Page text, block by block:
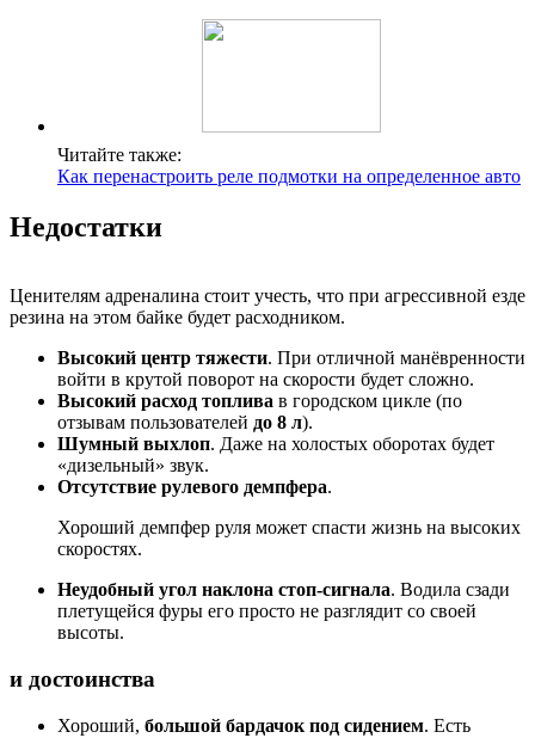
Читайте также:
Как перенастроить реле подмотки на определенное авто
Недостатки
Ценителям адреналина стоит учесть, что при агрессивной езде
резина на этом байке будет расходником.
Высокий центр тяжести. При отличной манёвренности
войти в крутой поворот на скорости будет сложно.
Высокий расход топлива в городском цикле (по
отзывам пользователей до 8 л).
Шумный выхлоп. Даже на холостых оборотах будет
«дизельный» звук.
Отсутствие рулевого демпфера.
Хороший демпфер руля может спасти жизнь на высоких
скоростях.
Неудобный угол наклона стоп-сигнала. Водила сзади
плетущейся фуры его просто не разглядит со своей
высоты.
и достоинства
Хороший, большой бардачок под сидением. Есть